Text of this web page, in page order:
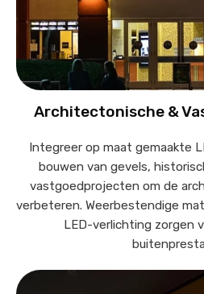
Architectonische &
Integreer op maat gemaakte
bouwen van gevels,
vastgoedprojecten om de
verbeteren. Weerbestendige
LED-verlichting zorgen